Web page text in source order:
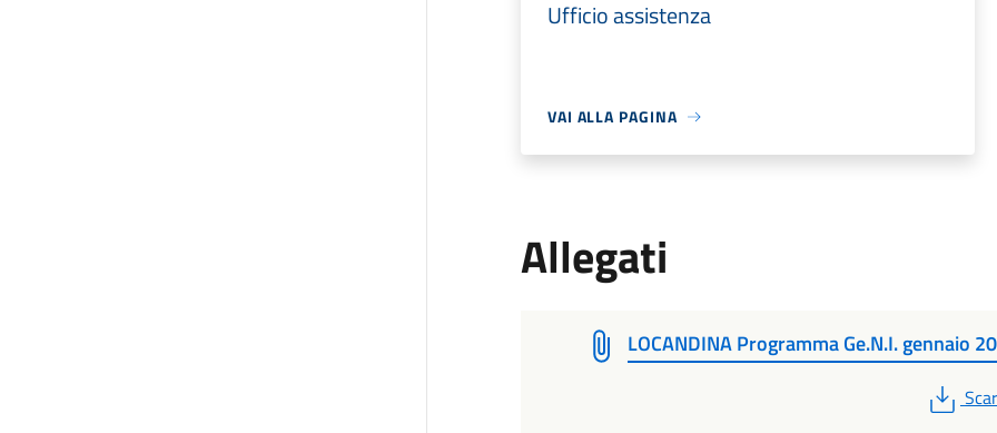
Ufficio assistenza
VAI ALLA PAGINA
Allegati
LOCANDINA Programma Ge.N.I. gennaio
PDF